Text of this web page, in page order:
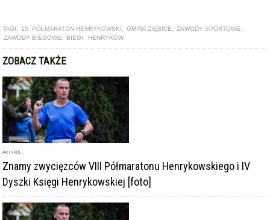
TAGI: 15. PÓŁMARATON HENRYKOWSKI GMINA ZIĘBICE ZAWODY SPORTOWE
ZAWODY BIEGOWE
BIEGI HENRYKÓW
ZOBACZ TAKŻE
ARTYKUŁ
Znamy zwycięzców VIII Półmaratonu Henrykowskiego i IV
Dyszki Księgi Henrykowskiej [foto]